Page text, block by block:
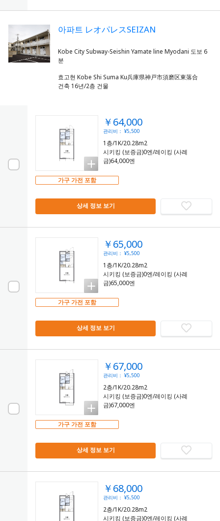
아파트 レオパレスSEIZAN
Kobe City Subway-Seishin Yamate line Myodani 도보 6
효고현 Kobe Shi Suma Ku兵庫県神戸市須磨区東落合
건축 16년/2층 건물
￥64,000
관리비： ¥5,500
1층/1K/20.28m2
시키킹 (보증금)0엔/레이킹 (사례
금)64,000엔
가구 가전 포함
상세 정보 보기
￥65,000
관리비： ¥5,500
1층/1K/20.28m2
시키킹 (보증금)0엔/레이킹 (사례
금)65,000엔
가구 가전 포함
상세 정보 보기
￥67,000
관리비： ¥5,500
2층/1K/20.28m2
시키킹 (보증금)0엔/레이킹 (사례
금)67,000엔
가구 가전 포함
상세 정보 보기
￥68,000
관리비： ¥5,500
2층/1K/20.28m2
시키킹 (보증금)0엔/레이킹 (사례